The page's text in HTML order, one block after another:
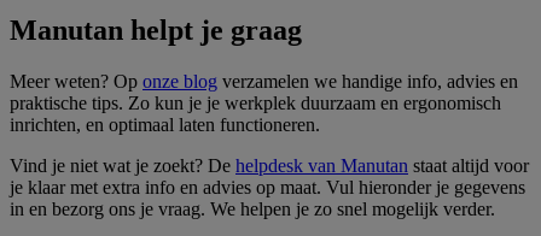
Manutan helpt je graag
Meer weten? Op onze blog verzamelen we handige info, advies en
praktische tips. Zo kun je je werkplek duurzaam en ergonomisch
inrichten, en optimaal laten functioneren.
Vind je niet wat je zoekt? De helpdesk van Manutan staat altijd voor
je klaar met extra info en advies op maat. Vul hieronder je gegevens
in en bezorg ons je vraag. We helpen je zo snel mogelijk verder.